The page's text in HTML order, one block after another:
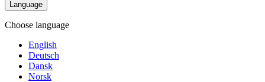
Language
Choose language
English
Deutsch
Dansk
Norsk